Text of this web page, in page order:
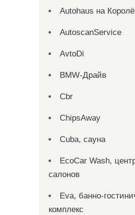
Autohaus на
AutoscanService
AvtoDi
BMW-Драйв
Cbr
ChipsAway
Cuba, сауна
EcoCar Wash,
салонов
Eva, банно-
комплекс